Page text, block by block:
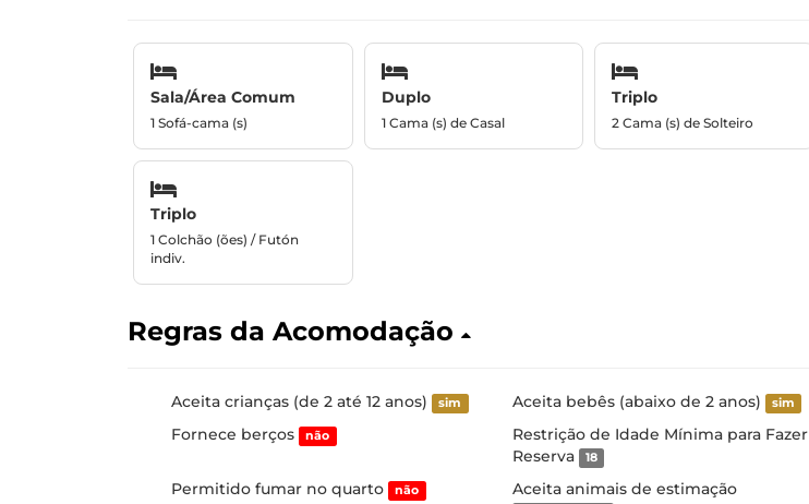
Sala/Área Comum
1 Sofá-cama (s)
Duplo
1 Cama (s) de Casal
Triplo
2 Cama (s) de Solteiro
Triplo
1 Colchão (ões) / Futón
indiv.
Regras da Acomodação
Aceita crianças (de 2 até 12 anos) sim Aceita bebês (abaixo de 2 anos) sim
Fornece berços não
Restrição de Idade Mínima para Fazer
Reserva
18
Permitido fumar no quarto não Aceita animais de estimação